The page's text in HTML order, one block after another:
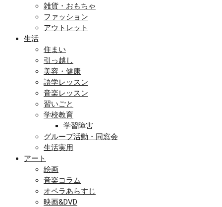
雑貨・おもちゃ
ファッション
アウトレット
生活
住まい
引っ越し
美容・健康
語学レッスン
音楽レッスン
習いごと
学校教育
学習障害
グループ活動・同窓会
生活実用
アート
絵画
音楽コラム
オペラあらすじ
映画&DVD